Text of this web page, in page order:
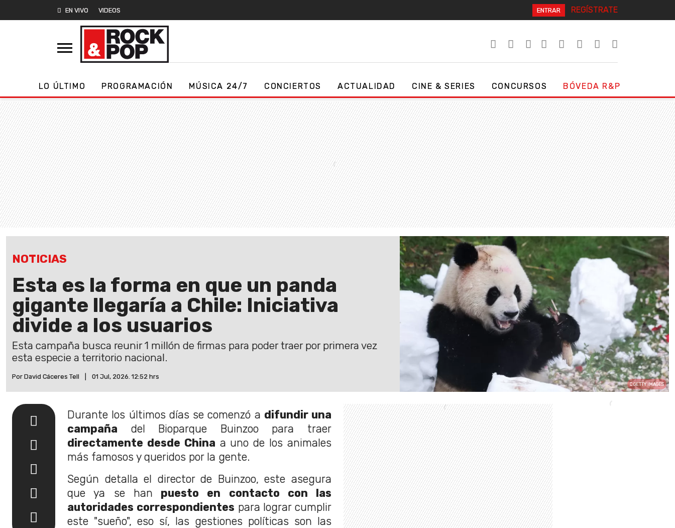
EN VIVO VIDEOS ENTRAR REGÍSTRATE
LO ÚLTIMO PROGRAMACIÓN MÚSICA 24/7 CONCIERTOS ACTUALIDAD CINE & SERIES CONCURSOS BÓVEDA R&P
NOTICIAS
Esta es la forma en que un panda
gigante llegaría a Chile: Iniciativa
divide a los usuarios
Esta campaña busca reunir 1 millón de firmas para poder traer por primera vez
esta especie a territorio nacional.
Por David Cáceres Tell 01 Jul, 2026. 12:52 hrs
GETTY IMAGES
Durante los últimos días se comenzó a difundir una
campaña del Bioparque Buinzoo para traer
directamente desde China a uno de los animales
más famosos y queridos por la gente.
Según detalla el director de Buinzoo, este asegura
que ya se han puesto en contacto con las
autoridades correspondientes para lograr cumplir
este "sueño", eso sí, las gestiones políticas son las